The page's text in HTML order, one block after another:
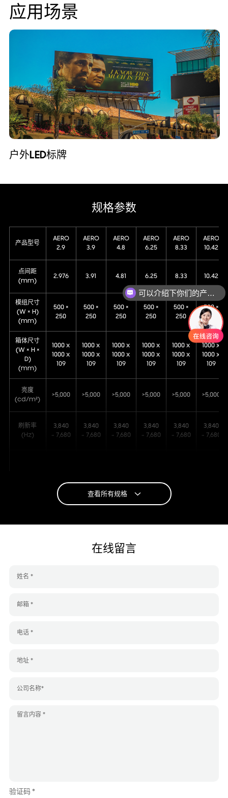
应用场景
户外LED标牌
规格参数
产品型号
AERO
2.9
AERO
3.9
AERO
4.8
AERO
6.25
AERO
8.33
AERO
10.42
点间距
(mm)
2.976 3.91 4.81 6.25 8.33 10.42
模组尺寸
(W × H)
(mm)
500 ×
250
500 ×
250
500 ×
250
500 ×
250
500 ×
250
500 ×
250
箱体尺寸
(W × H ×
D)
(mm)
1000 x
1000 x
109
1000 x
1000 x
109
1000 x
1000 x
109
1000 x
1000 x
109
1000 x
1000 x
109
1000 x
1000 x
109
亮度
(cd/m²)
>5,000 >5,000 >5,000 >5,000 >5,000 >5,000
刷新率
(Hz)
3,840
- 7,680
3,840
- 7,680
3,840
- 7,680
3,840
- 7,680
3,840
- 7,680
3,840
- 7,680
查看所有规格
在线留言
验证码 *
可以介绍下你们的产品么
你们是怎么收费的呢